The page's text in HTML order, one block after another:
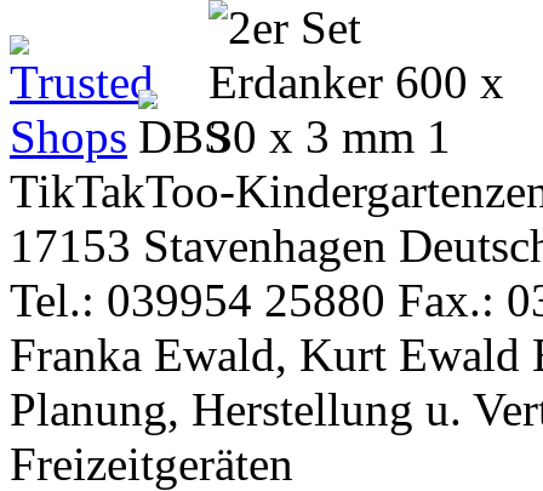
TikTakToo-
17153 Stavenhagen
Tel.: 039954 25880 Fax.:
Franka Ewald, Kurt Ewald
Planung, Herstellung u.
Freizeitgeräten